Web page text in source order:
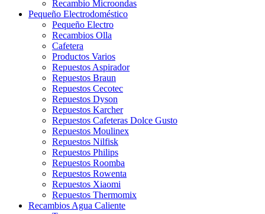
Recambio Microondas
Pequeño Electrodoméstico
Pequeño Electro
Recambios Olla
Cafetera
Productos Varios
Repuestos Aspirador
Repuestos Braun
Repuestos Cecotec
Repuestos Dyson
Repuestos Karcher
Repuestos Cafeteras Dolce Gusto
Repuestos Moulinex
Repuestos Nilfisk
Repuestos Philips
Repuestos Roomba
Repuestos Rowenta
Repuestos Xiaomi
Repuestos Thermomix
Recambios Agua Caliente